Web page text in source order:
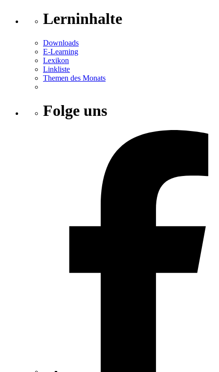
Lerninhalte
Downloads
E-Learning
Lexikon
Linkliste
Themen des Monats
Folge uns